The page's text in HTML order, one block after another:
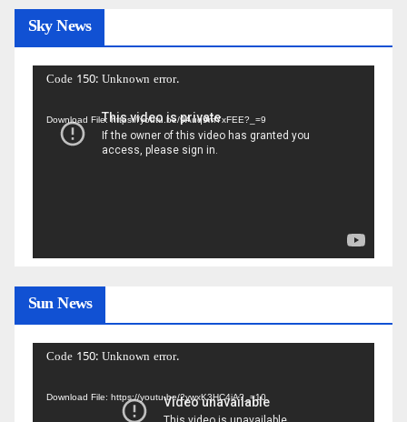
Sky News
Video
Code 150: Unknown error.
Download File: https://youtu.be/9Auq9mYxFEE?_=9
Sun News
Video
Code 150: Unknown error.
Download File: https://youtu.be/2ywxK3HC4iA?_=10